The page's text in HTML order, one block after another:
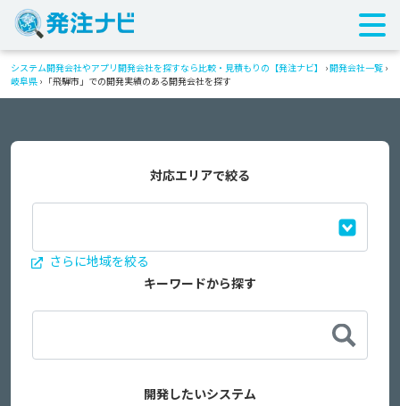
システム開発会社やアプリ開発会社を探すなら比較・見積もりの【発注ナビ】 ›開発会社一覧 ›
岐阜県 › 「飛騨市」での開発実績のある開発会社を探す
対応エリアで絞る
さらに地域を絞る
キーワードから探す
開発したいシステム